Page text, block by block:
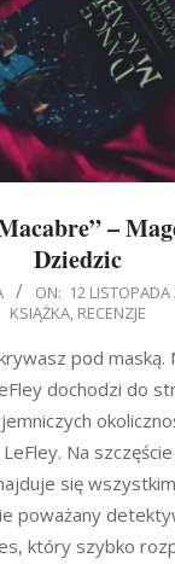
–
Dziedzic
ON: 12
KSIĄŻKA, RECENZJE
pod maską.
dochodzi do
Na
się
poważany
który szybko